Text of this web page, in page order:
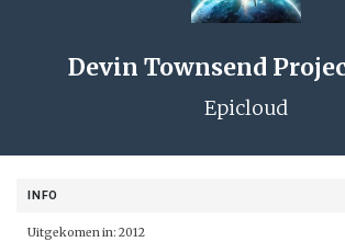
Devin Townsend
Epicloud
INFO
Uitgekomen in: 2012